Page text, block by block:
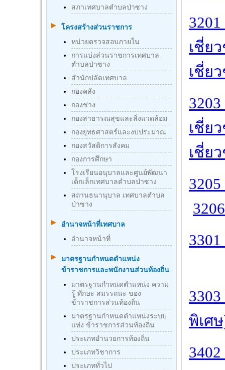
สภาเทศบาลตำบลป่าซาง
โครงสร้างส่วนราชการ
หน่วยตรวจสอบภายใน
การแบ่งส่วนราชการเทศบาล
ตำบลป่าซาง
สำนักปลัดเทศบาล
กองคลัง
กองช่าง
กองสาธารณสุขและสิ่งแวดล้อม
กองยุทธศาสตร์และงบประมาณ
กองสวัสดิการสังคม
กองการศึกษา
โรงเรียนอนุบาลและศูนย์พัฒนา
เด็กเล็กเทศบาลตำบลป่าซาง
สถานธนานุบาล เทศบาลตำบล
ป่าซาง
อำนาจหน้าที่เทศบาล
อำนาจหน้าที่
มาตรฐานกําหนดตําแหน่ง
ข้าราชการและพนักงานส่วนท้องถิ่น
มาตรฐานกำหนดตำแหน่ง ความ
รู้ ทักษะ สมรรถนะ ของ
ข้าราชการส่วนท้องถิ่น
มาตรฐานกำหนดตำแหน่งระบบ
แท่ง ข้าราชการส่วนท้องถิ่น
ประเภทอำนวยการท้องถิ่น
ประเภทวิชาการ
ประเภททั่วไป
เชี่ย
เชี่ย
เชี่ย
เชี่ย
พิเศ